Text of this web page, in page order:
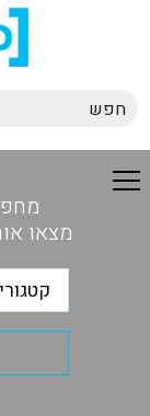
מצאו